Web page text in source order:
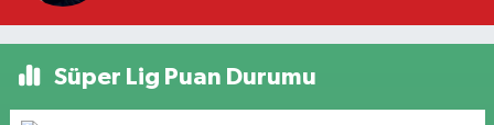
Süper Lig Puan Durumu